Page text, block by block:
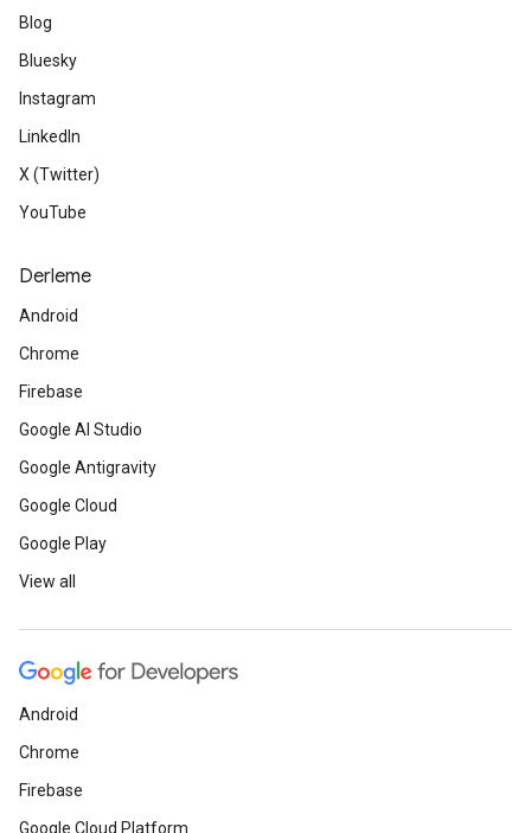
Blog
Bluesky
Instagram
LinkedIn
X (Twitter)
YouTube
Derleme
Android
Chrome
Firebase
Google AI Studio
Google Antigravity
Google Cloud
Google Play
View all
Android
Chrome
Firebase
Google Cloud Platform